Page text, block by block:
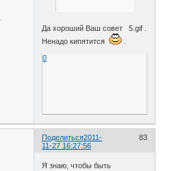
Да хороший Ваш совет 5.gif .
Ненадо кипятится
0
Поделиться 83
2011-
11-27 16:27:56
Я знаю, чтобы быть